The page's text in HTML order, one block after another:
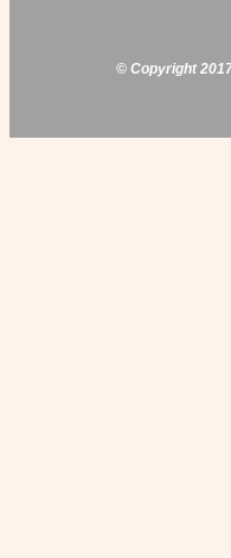
© Copyright